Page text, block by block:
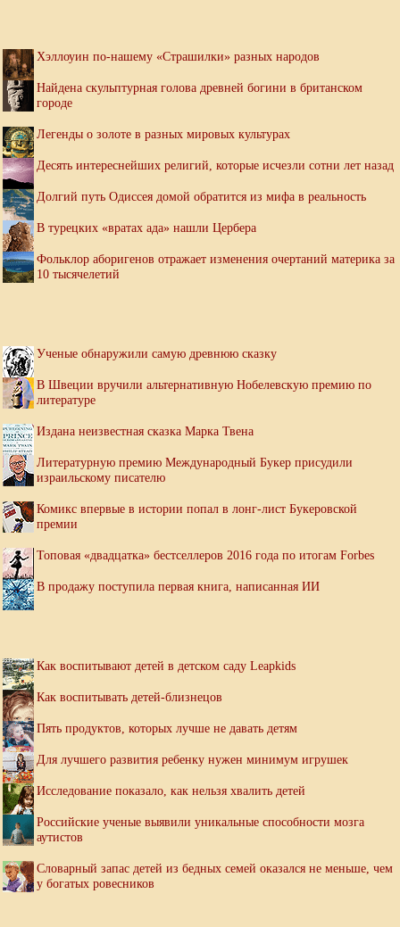
Хэллоуин по-нашему «Страшилки» разных народов
Найдена скульптурная голова древней богини в британском
городе
Легенды о золоте в разных мировых культурах
Десять интереснейших религий, которые исчезли сотни лет назад
Долгий путь Одиссея домой обратится из мифа в реальность
В турецких «вратах ада» нашли Цербера
Фольклор аборигенов отражает изменения очертаний материка за
10 тысячелетий
Ученые обнаружили самую древнюю сказку
В Швеции вручили альтернативную Нобелевскую премию по
литературе
Издана неизвестная сказка Марка Твена
Литературную премию Международный Букер присудили
израильскому писателю
Комикс впервые в истории попал в лонг-лист Букеровской
премии
Топовая «двадцатка» бестселлеров 2016 года по итогам Forbes
В продажу поступила первая книга, написанная ИИ
Как воспитывают детей в детском саду Leapkids
Как воспитывать детей-близнецов
Пять продуктов, которых лучше не давать детям
Для лучшего развития ребенку нужен минимум игрушек
Исследование показало, как нельзя хвалить детей
Российские ученые выявили уникальные способности мозга
аутистов
Словарный запас детей из бедных семей оказался не меньше, чем
у богатых ровесников